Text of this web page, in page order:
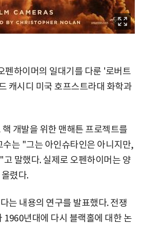
펜하이머의 일대기를 다룬 '로버트
캐시디 미국 호프스트라대 화학과
개발을 위한 맨해튼 프로젝트를
는 "그는 아인슈타인은 아니지만,
말했다. 실제로 오펜하이머는 양
렸다.
는 내용의 연구를 발표했다. 전쟁
년대에 다시 블랙홀에 대한 논